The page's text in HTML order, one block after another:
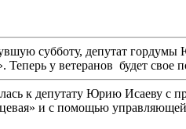
субботу, депутат
у ветеранов будет свое
к депутату Юрию Исаеву с
и с помощью